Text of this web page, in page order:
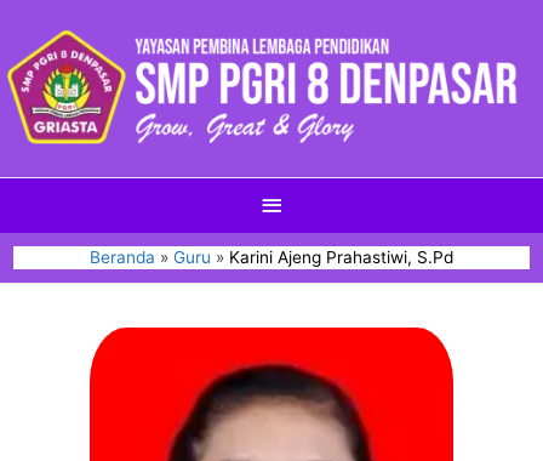
Beranda Guru Karini Ajeng Prahastiwi, S.Pd